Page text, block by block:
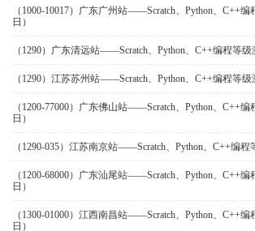
（1000-10017）广东广州站——Scratch、Python、C++编
日）
（1290）广东清远站——Scratch、Python、C++编程等级
（1290）江苏苏州站——Scratch、Python、C++编程等级
（1200-77000）广东佛山站——Scratch、Python、C++编
日）
（1290-035）江苏南京站——Scratch、Python、C++编程
（1200-68000）广东汕尾站——Scratch、Python、C++编
日）
（1300-01000）江西南昌站——Scratch、Python、C++编
日）